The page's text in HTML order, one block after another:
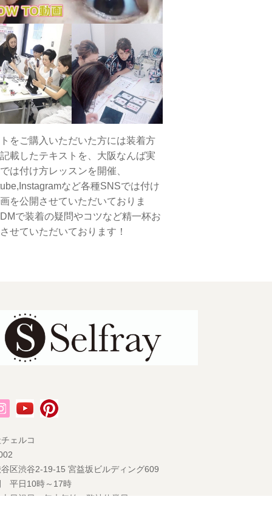
をご購入いただいた方には装着方
載したテキストを、大阪なんば実
は付け方レッスンを開催、
など各種SNSでは付け
を公開させていただいておりま
で装着の疑問やコツなど精一杯お
せていただいております！
ェルコ
区渋谷2-19-15 宮益坂ビルディング609
平日10時～17時
日祝日・年末年始・弊社休業日